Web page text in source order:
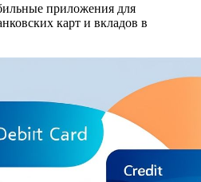
приложения для
карт и вкладов в